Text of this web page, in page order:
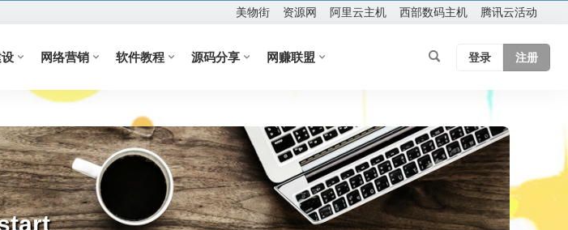
美物街 资源网 阿里云主机 西部数码主机 腾讯云活动
网络营销 软件教程 源码分享 网赚联盟 登录 注册